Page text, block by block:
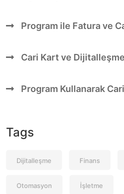
Program ile Fatura ve
Cari Kart ve
Program Kullanarak
Tags
Dijitalleşme Finans
Otomasyon İşletme